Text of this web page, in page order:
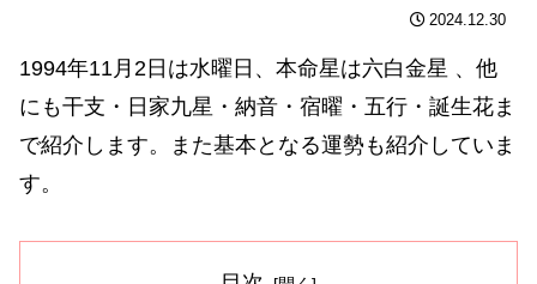
2024.12.30
1994年11月2日は水曜日、本命星は六白金星 、他
にも干支・日家九星・納音・宿曜・五行・誕生花ま
で紹介します。また基本となる運勢も紹介していま
す。